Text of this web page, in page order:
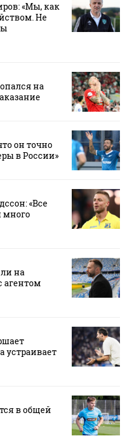
«Мы, как
Не
на
он точно
в России»
«Все
много
на
агентом
устраивает
в общей